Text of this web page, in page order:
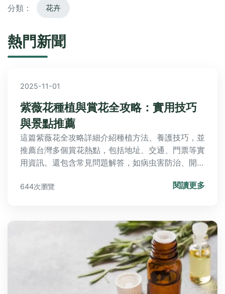
分類： 花卉
熱門新聞
2025-11-01
紫薇花種植與賞花全攻略：實用技巧
與景點推薦
這篇紫薇花全攻略詳細介紹種植方法、養護技巧，並
推薦台灣多個賞花熱點，包括地址、交通、門票等實
用資訊。還包含常見問題解答，如病虫害防治、開花
遊規劃，都能找到有價值的參考。
644次瀏覽 閱讀更多